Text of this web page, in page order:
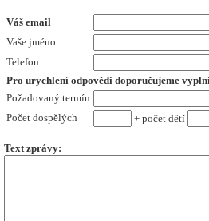
Váš email
Vaše jméno
Telefon
Pro urychlení odpovědi doporučujeme
Požadovaný termín
Počet dospělých
+ počet dětí
Text zprávy: